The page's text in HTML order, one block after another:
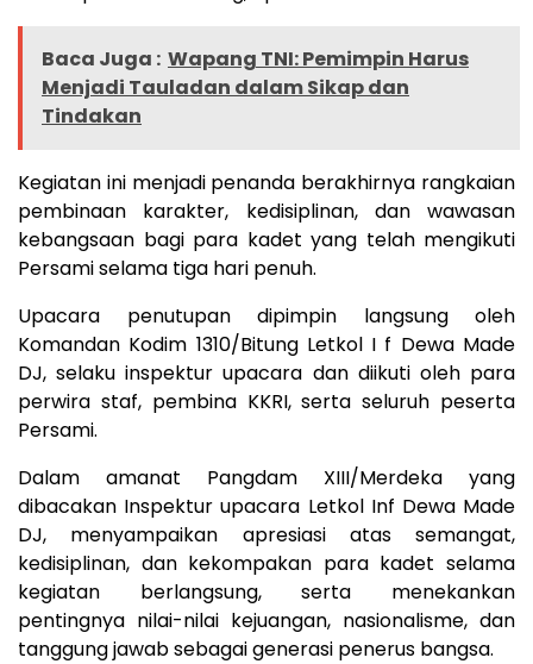
Baca Juga : Wapang TNI: Pemimpin Harus
Menjadi Tauladan dalam Sikap dan
Tindakan
Kegiatan ini menjadi penanda berakhirnya rangkaian
pembinaan karakter, kedisiplinan, dan wawasan
kebangsaan bagi para kadet yang telah mengikuti
Persami selama tiga hari penuh.
Upacara penutupan dipimpin langsung oleh
Komandan Kodim 1310/Bitung Letkol I f Dewa Made
DJ, selaku inspektur upacara dan diikuti oleh para
perwira staf, pembina KKRI, serta seluruh peserta
Persami.
Dalam amanat Pangdam XIII/Merdeka yang
dibacakan Inspektur upacara Letkol Inf Dewa Made
DJ, menyampaikan apresiasi atas semangat,
kedisiplinan, dan kekompakan para kadet selama
kegiatan berlangsung, serta menekankan
pentingnya nilai-nilai kejuangan, nasionalisme, dan
tanggung jawab sebagai generasi penerus bangsa.